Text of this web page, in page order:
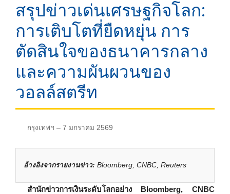
สรุปข่าวเด่นเศรษฐกิจโลก:
การเติบโตที่ยืดหยุ่น การ
ตัดสินใจของธนาคารกลาง
และความผันผวนของ
วอลล์สตรีท
กรุงเทพฯ – 7 มกราคม 2569
อ้างอิงจากรายงานข่าว: Bloomberg, CNBC, Reuters
สำนักข่าวการเงินระดับโลกอย่าง Bloomberg, CNBC